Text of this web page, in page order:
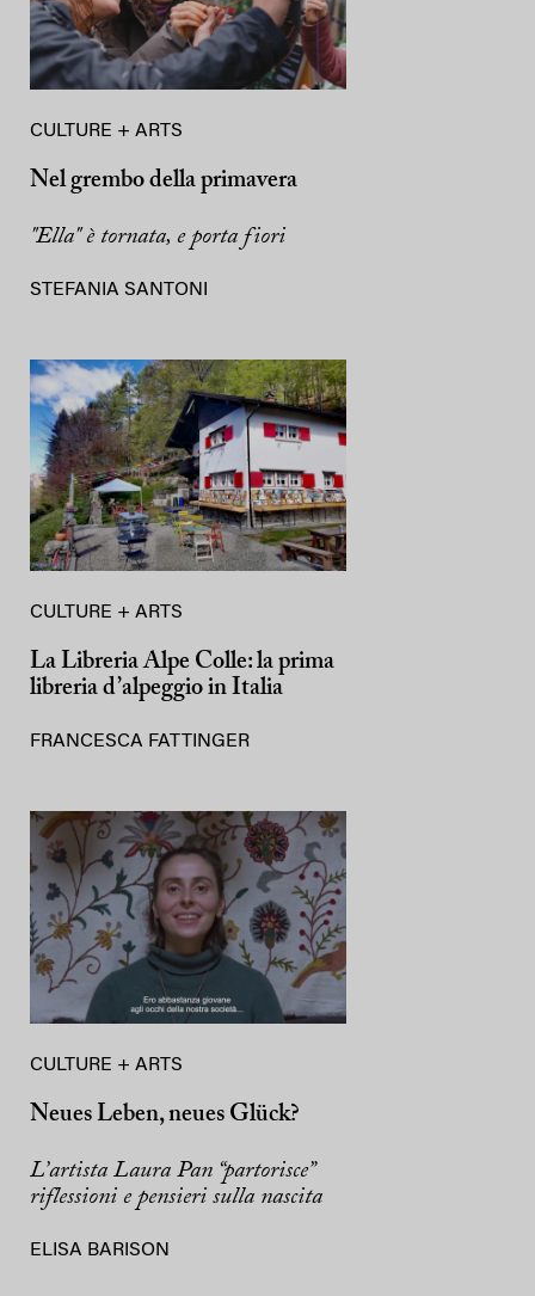
CULTURE + ARTS
Nel grembo della primavera
"Ella" è tornata, e porta fiori
STEFANIA SANTONI
CULTURE + ARTS
La Libreria Alpe Colle: la prima
libreria d’alpeggio in Italia
FRANCESCA FATTINGER
CULTURE + ARTS
Neues Leben, neues Glück?
L’artista Laura Pan “partorisce”
riflessioni e pensieri sulla nascita
ELISA BARISON